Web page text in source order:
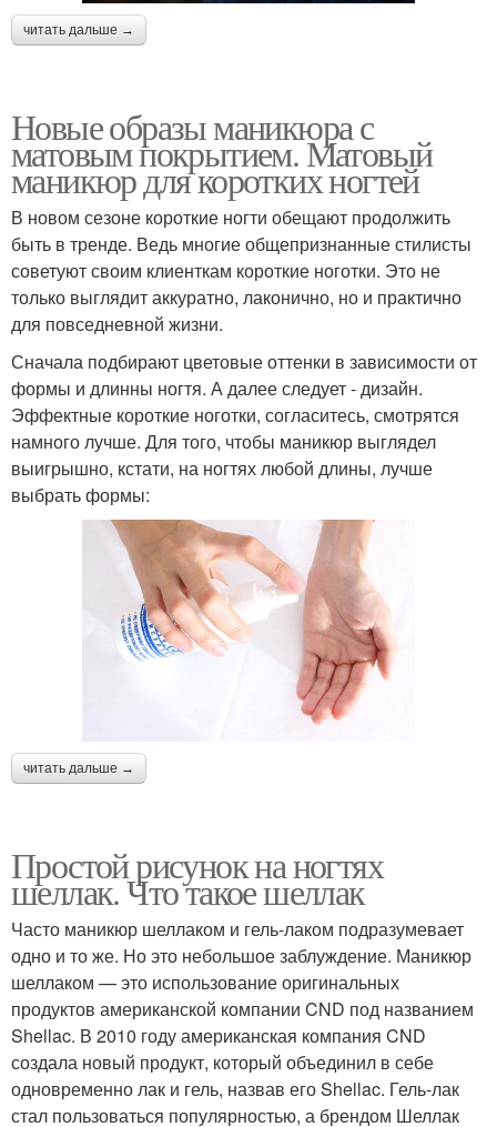
читать дальше →
Новые образы маникюра с
матовым покрытием. Матовый
маникюр для коротких ногтей
В новом сезоне короткие ногти обещают продолжить
быть в тренде. Ведь многие общепризнанные стилисты
советуют своим клиенткам короткие ноготки. Это не
только выглядит аккуратно, лаконично, но и практично
для повседневной жизни.
Сначала подбирают цветовые оттенки в зависимости от
формы и длинны ногтя. А далее следует - дизайн.
Эффектные короткие ноготки, согласитесь, смотрятся
намного лучше. Для того, чтобы маникюр выглядел
выигрышно, кстати, на ногтях любой длины, лучше
выбрать формы:
читать дальше →
Простой рисунок на ногтях
шеллак. Что такое шеллак
Часто маникюр шеллаком и гель-лаком подразумевает
одно и то же. Но это небольшое заблуждение. Маникюр
шеллаком — это использование оригинальных
продуктов американской компании CND под названием
Shellac. В 2010 году американская компания CND
создала новый продукт, который объединил в себе
одновременно лак и гель, назвав его Shellac. Гель-лак
стал пользоваться популярностью, а брендом Шеллак